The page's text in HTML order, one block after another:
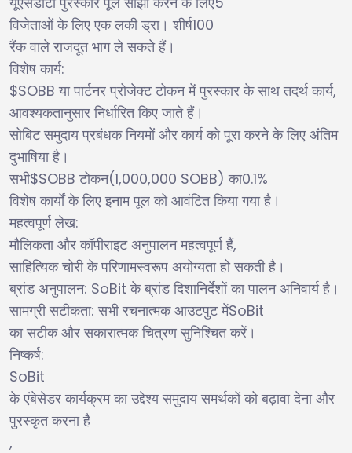
विजेताओं के लिए एक लकी ड्रा। शीर्ष100
रैंक वाले राजदूत भाग ले सकते हैं।
विशेष कार्य:
$SOBBया पार्टनर प्रोजेक्ट टोकन में पुरस्कार के साथ तदर्थ कार्य,
आवश्यकतानुसार निर्धारित किए जाते हैं।
सोबिट समुदाय प्रबंधक नियमों और कार्य को पूरा करने के लिए अंतिम
दुभाषिया है।
सभी$SOBBटोकन(1,000,000 SOBB)का0.1%
विशेष कार्यों के लिए इनाम पूल को आवंटित किया गया है।
महत्वपूर्ण लेख:
मौलिकता और कॉपीराइट अनुपालन महत्वपूर्ण हैं,
साहित्यिक चोरी के परिणामस्वरूप अयोग्यता हो सकती है।
ब्रांड अनुपालन: SoBitके ब्रांड दिशानिर्देशों का पालन अनिवार्य है।
सामग्री सटीकता:सभी रचनात्मक आउटपुट मेंSoBit
का सटीक और सकारात्मक चित्रण सुनिश्चित करें।
निष्कर्ष:
SoBit
के एंबेसेडर कार्यक्रम का उद्देश्य समुदाय समर्थकों को बढ़ावा देना और
पुरस्कृत करना है
,